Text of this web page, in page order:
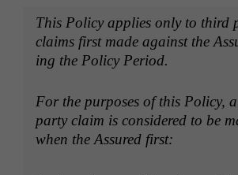
This Pol­i­cy applies only to third
claims first made against the
ing the Pol­i­cy Period.
For the pur­pos­es of this Pol­i­cy,
par­ty claim is con­sid­ered to be
when the Assured first: